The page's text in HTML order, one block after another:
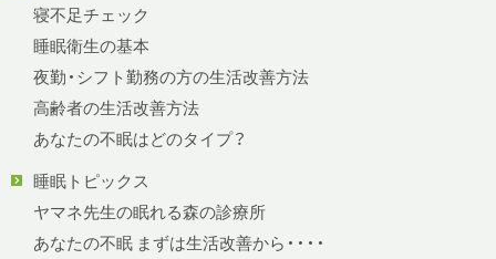
寝不足チェック
睡眠衛生の基本
夜勤・シフト勤務の方の生活改善方法
高齢者の生活改善方法
あなたの不眠はどのタイプ？
睡眠トピックス
ヤマネ先生の眠れる森の診療所
あなたの不眠 まずは生活改善から・・・・